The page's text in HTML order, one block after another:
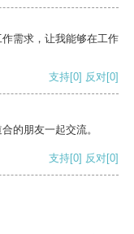
需求，让我能够在工作
支持[0] 反对[0]
的朋友一起交流。
支持[0] 反对[0]